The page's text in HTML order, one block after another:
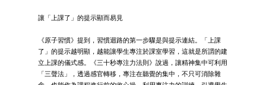
讓「上課了」的提示顯而易見
《原子習慣》提到，習慣迴路的第一步驟是與提示連結。「上課
了」的提示越明顯，越能讓學生專注於課室學習，這就是所謂的建
立上課的儀式感。《三十秒專注力法則》說過，讓精神集中可利用
「三聲法」，透過感官轉移，專注在聽覺的集中，不只可消除雜